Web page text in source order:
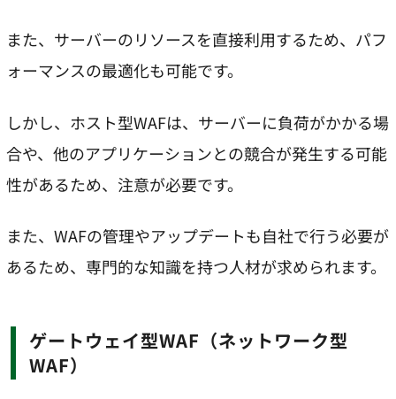
また、サーバーのリソースを直接利用するため、パフ
ォーマンスの最適化も可能です。
しかし、ホスト型WAFは、サーバーに負荷がかかる場
合や、他のアプリケーションとの競合が発生する可能
性があるため、注意が必要です。
また、WAFの管理やアップデートも自社で行う必要が
あるため、専門的な知識を持つ人材が求められます。
ゲートウェイ型WAF（ネットワーク型
WAF）